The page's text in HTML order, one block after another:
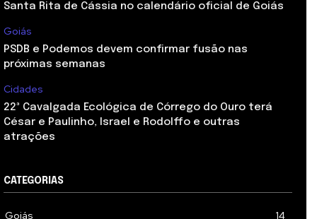
Santa Rita de Cássia no calendário oficial de Goiás
Goiás
PSDB e Podemos devem confirmar fusão nas
próximas semanas
Cidades
22ª Cavalgada Ecológica de Córrego do Ouro terá
César e Paulinho, Israel e Rodolffo e outras
atrações
CATEGORIAS
Goiás
14